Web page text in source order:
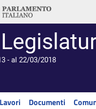
- al 22/03/2018
Lavori Documenti